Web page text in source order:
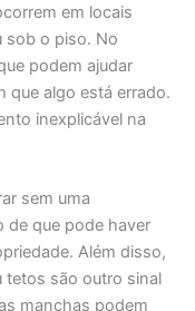
em locais
sob o piso. No
podem ajudar
que algo está errado.
inexplicável na
sem uma
de que pode haver
Além disso,
tetos são outro sinal
manchas podem